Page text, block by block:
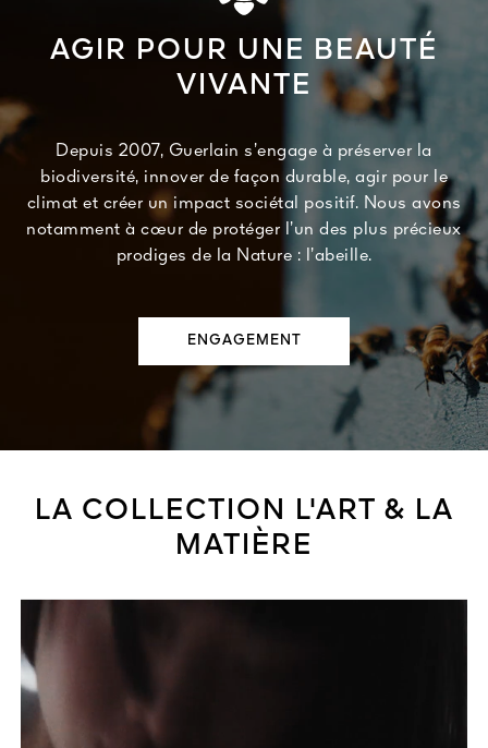
AGIR POUR UNE BEAUTÉ
VIVANTE
Depuis 2007, Guerlain s’engage à préserver la
biodiversité, innover de façon durable, agir pour le
climat et créer un impact sociétal positif. Nous avons
notamment à cœur de protéger l’un des plus précieux
prodiges de la Nature : l’abeille.
ENGAGEMENT
LA COLLECTION L'ART & LA
MATIÈRE